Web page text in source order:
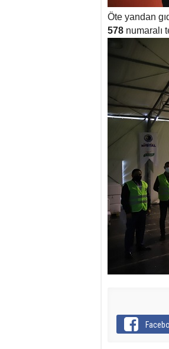
Öte yandan
578 numaralı